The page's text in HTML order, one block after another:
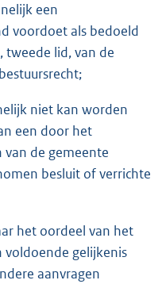
een
voordoet als bedoeld
tweede lid, van de
niet kan worden
een door het
van de gemeente
besluit of verrichte
het oordeel van het
voldoende gelijkenis
aanvragen